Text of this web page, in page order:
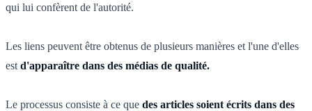
qui lui confèrent de l'autorité.
Les liens peuvent être obtenus de plusieurs manières et l'une d'elles
est d'apparaître dans des médias de qualité.
Le processus consiste à ce que des articles soient écrits dans des